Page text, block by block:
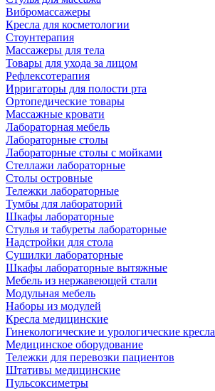
Вибромассажеры
Кресла для косметологии
Стоунтерапия
Массажеры для тела
Товары для ухода за лицом
Рефлексотерапия
Ирригаторы для полости рта
Ортопедические товары
Массажные кровати
Лабораторная мебель
Лабораторные столы
Лабораторные столы с мойками
Стеллажи лабораторные
Столы островные
Тележки лабораторные
Тумбы для лабораторий
Шкафы лабораторные
Стулья и табуреты лабораторные
Надстройки для стола
Сушилки лабораторные
Шкафы лабораторные вытяжные
Мебель из нержавеющей стали
Модульная мебель
Наборы из модулей
Кресла медицинские
Гинекологические и урологические кресла
Медицинское оборудование
Тележки для перевозки пациентов
Штативы медицинские
Пульсоксиметры